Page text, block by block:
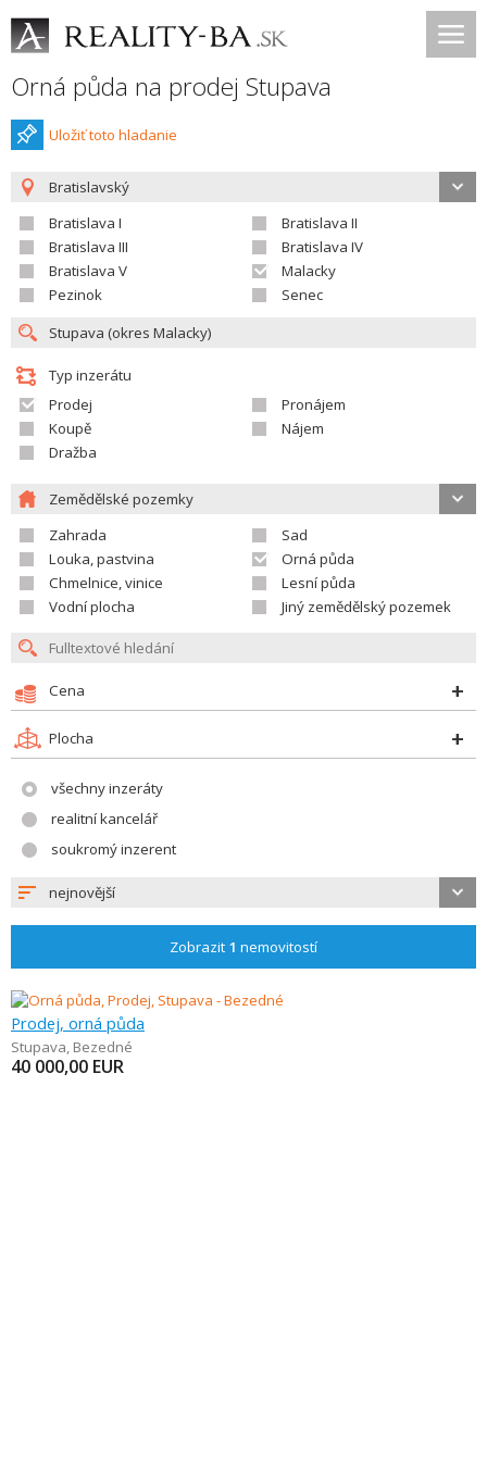
Orná půda na prodej Stupava
Uložiť toto hladanie
Bratislavský
Bratislava I
Bratislava II
Bratislava III
Bratislava IV
Bratislava V
Malacky
Pezinok
Senec
Typ inzerátu
Prodej
Pronájem
Koupě
Nájem
Dražba
Zemědělské pozemky
Zahrada
Sad
Louka, pastvina
Orná půda
Chmelnice, vinice
Lesní půda
Vodní plocha
Jiný zemědělský pozemek
Cena
Plocha
všechny inzeráty
realitní kancelář
soukromý inzerent
nejnovější
Zobrazit 1 nemovitostí
Prodej, orná půda
Stupava, Bezedné
40 000,00 EUR